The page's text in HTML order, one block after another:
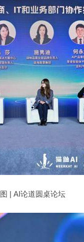
图 | AI论道圆桌论坛